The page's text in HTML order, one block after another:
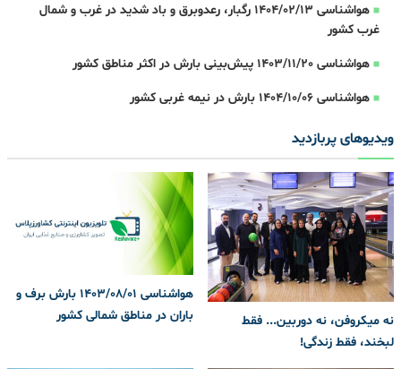
هواشناسی 1404/02/13 رگبار، رعدوبرق و باد شدید در غرب و شمال
غرب کشور
هواشناسی 1403/11/20 پیش‌بینی بارش در اکثر مناطق کشور
هواشناسی 1404/10/06 بارش در نیمه غربی کشور
ویدیوهای پربازدید
نه میکروفن، نه دوربین... فقط
لبخند، فقط زندگی!
هواشناسی 1403/08/01 بارش برف و
باران در مناطق شمالی کشور